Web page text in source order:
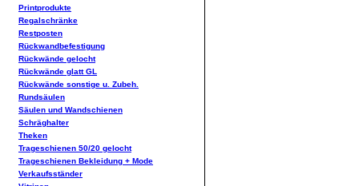
Printprodukte
Regalschränke
Restposten
Rückwandbefestigung
Rückwände gelocht
Rückwände glatt GL
Rückwände sonstige u. Zubeh.
Rundsäulen
Säulen und Wandschienen
Schräghalter
Theken
Trageschienen 50/20 gelocht
Trageschienen Bekleidung + Mode
Verkaufsständer